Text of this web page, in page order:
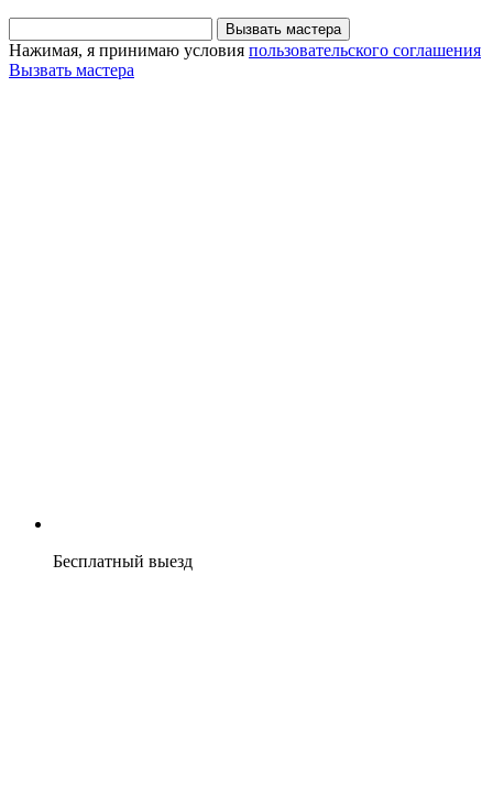
Вызвать мастера
Нажимая, я принимаю условия пользовательского соглашения
Вызвать мастера
Бесплатный выезд